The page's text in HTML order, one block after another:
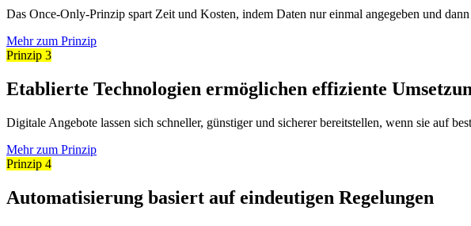
Das Once-Only-Prinzip spart Zeit und Kosten, indem Daten nur einmal angegeben und
Mehr zum Prinzip
Prinzip 3
Etablierte Technologien ermöglichen effiziente
Digitale Angebote lassen sich schneller, günstiger und sicherer bereitstellen, wenn sie auf
Mehr zum Prinzip
Prinzip 4
Automatisierung basiert auf eindeutigen Regelungen